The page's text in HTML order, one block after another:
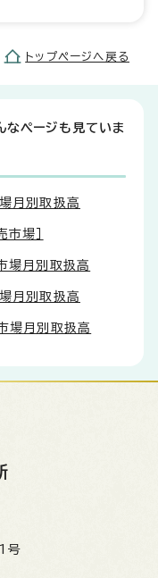
トップページへ戻る
なページも見ていま
月別取扱高
場］
月別取扱高
月別取扱高
月別取扱高
号